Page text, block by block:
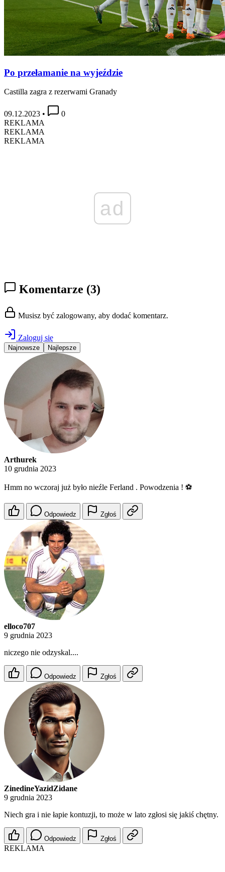
Po przełamanie na wyjeździe
Castilla zagra z rezerwami Granady
09.12.2023 •
0
REKLAMA
REKLAMA
REKLAMA
ad
Komentarze (3)
Musisz być zalogowany, aby dodać komentarz.
Zaloguj się
Najnowsze Najlepsze
Arthurek
10 grudnia 2023
Hmm no wczoraj już było nieźle Ferland . Powodzenia ! ⚽
Odpowiedz Zgłoś
elloco707
9 grudnia 2023
niczego nie odzyskal....
Odpowiedz Zgłoś
ZinedineYazidZidane
9 grudnia 2023
Niech gra i nie łapie kontuzji, to może w lato zgłosi się jakiś chętny.
Odpowiedz Zgłoś
REKLAMA